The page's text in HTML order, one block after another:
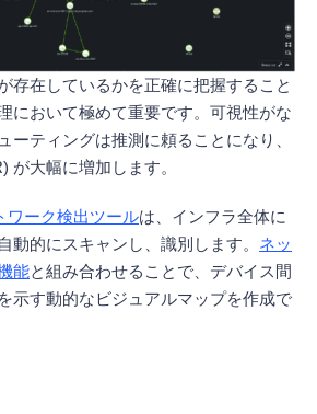
存在しているかを正確に把握すること
において極めて重要です。可視性がな
ーティングは推測に頼ることになり、
が大幅に増加します。
ワーク検出ツールは、インフラ全体に
動的にスキャンし、識別します。 ネッ
能と組み合わせることで、デバイス間
示す動的なビジュアルマップを作成で